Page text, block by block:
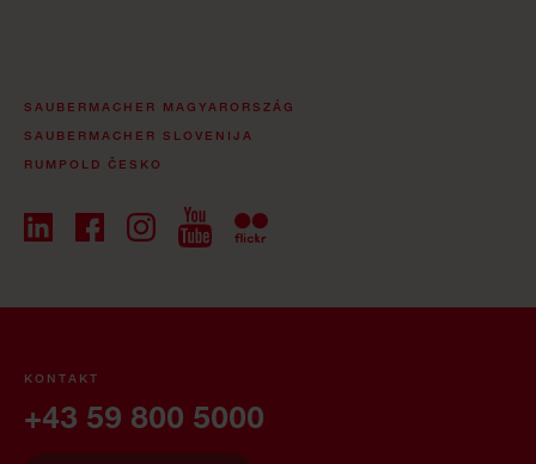
SAUBERMACHER MAGYARORSZÁG
SAUBERMACHER SLOVENIJA
RUMPOLD ČESKO
KONTAKT
+43 59 800 5000